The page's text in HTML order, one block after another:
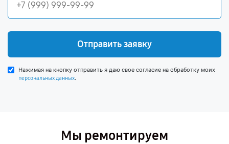
Отправить заявку
Нажимая на кнопку отправить я даю свое согласие на обработку моих
персональных данных.
Мы ремонтируем